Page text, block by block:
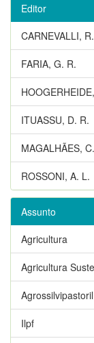
Editor
CARNEVALLI,
FARIA, G. R.
ITUASSU, D. R.
MAGALHÃES,
ROSSONI, A. L.
Assunto
Agricultura
Agricultura
Agrossilvipastoril
Ilpf